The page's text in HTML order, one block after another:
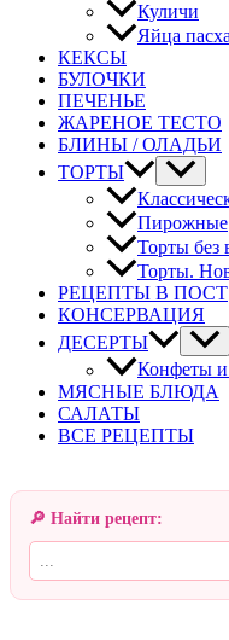
Куличи
Яйца
КЕКСЫ
БУЛОЧКИ
ПЕЧЕНЬЕ
ЖАРЕНОЕ ТЕСТО
БЛИНЫ / ОЛАДЬИ
ТОРТЫ
Пирожные
Торты без
Торты.
РЕЦЕПТЫ В ПОСТ
КОНСЕРВАЦИЯ
ДЕСЕРТЫ
Конфеты и
МЯСНЫЕ БЛЮДА
САЛАТЫ
ВСЕ РЕЦЕПТЫ
🔎 Найти рецепт: